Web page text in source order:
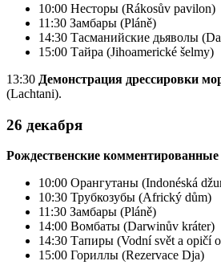
10:00 Несторы (Rákosův pavilon)
11:30 Замбары (Pláně)
14:30 Тасманийские дьяволы
15:00 Тайра (Jihoamerické šelmy)
13:30 Демонстрация дрессировки
(Lachtani).
26 декабря
Рождественские
10:00 Орангутаны (Indonéská
10:30 Трубкозубы (Africký dům)
11:30 Замбары (Pláně)
14:00 Вомбаты (Darwinův kráter)
14:30 Тапиры (Vodní svět a opičí
15:00 Гориллы (Rezervace Dja)